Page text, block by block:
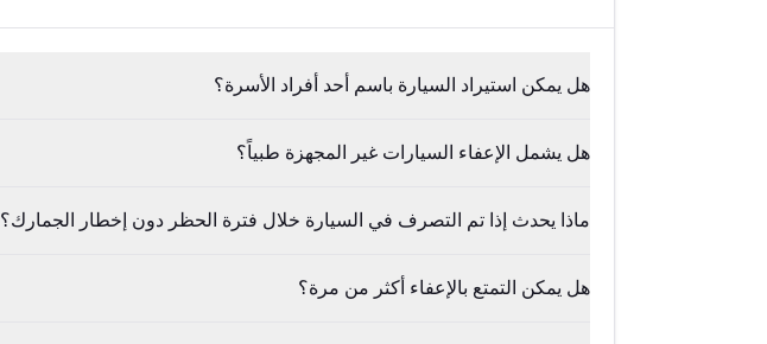
هل يمكن استيراد السيارة باسم أحد أفراد الأسرة؟
هل يشمل الإعفاء السيارات غير المجهزة طبياً؟
ماذا يحدث إذا تم التصرف في السيارة خلال فترة الحظر دون إخطار الجمارك؟
هل يمكن التمتع بالإعفاء أكثر من مرة؟